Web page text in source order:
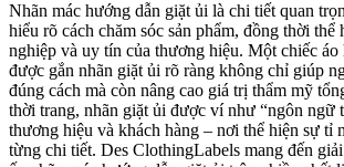
Nhãn mác hướng dẫn giặt ủi là chi tiết quan
hiểu rõ cách chăm sóc sản phẩm, đồng thời thể
nghiệp và uy tín của thương hiệu. Một chiếc áo
được gắn nhãn giặt ủi rõ ràng không chỉ giúp
đúng cách mà còn nâng cao giá trị thẩm mỹ
thời trang, nhãn giặt ủi được ví như “ngôn ngữ
thương hiệu và khách hàng – nơi thể hiện sự tỉ
từng chi tiết. Des ClothingLabels mang đến